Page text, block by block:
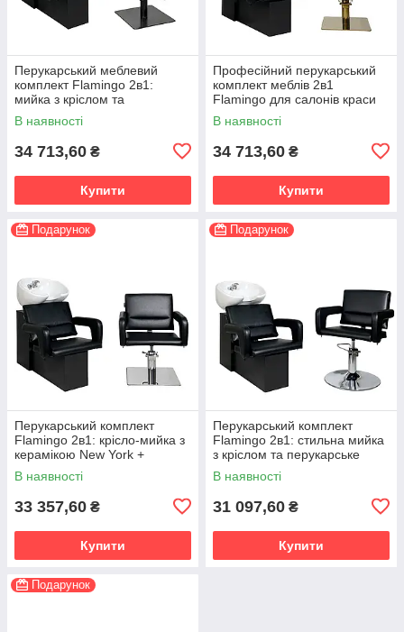
Перукарський меблевий
комплект Flamingo 2в1:
мийка з кріслом та
перукарське крісло
В наявності
34 713,60 ₴
Купити
Професійний перукарський
комплект меблів 2в1
Flamingo для салонів краси
В наявності
34 713,60 ₴
Купити
Подарунок
Перукарський комплект
Flamingo 2в1: крісло-мийка з
керамікою New York +
перукарське крісло квадратна
хромована база
В наявності
33 357,60 ₴
Купити
Подарунок
Перукарський комплект
Flamingo 2в1: стильна мийка
з кріслом та перукарське
крісло на хромованій
дисковій базі
В наявності
31 097,60 ₴
Купити
Подарунок